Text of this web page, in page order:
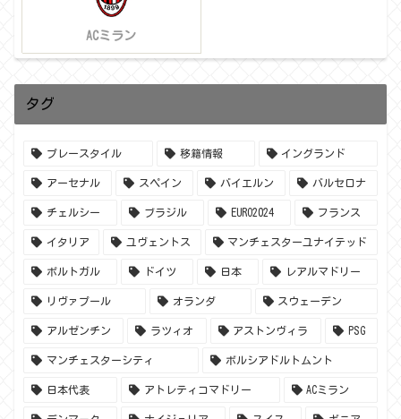
ACミラン
タグ
プレースタイル 移籍情報 イングランド
アーセナル スペイン バイエルン バルセロナ
チェルシー ブラジル EURO2024 フランス
イタリア ユヴェントス マンチェスターユナイテッド
ポルトガル ドイツ 日本 レアルマドリー
リヴァプール オランダ スウェーデン
アルゼンチン ラツィオ アストンヴィラ PSG
マンチェスターシティ ボルシアドルトムント
日本代表 アトレティコマドリー ACミラン